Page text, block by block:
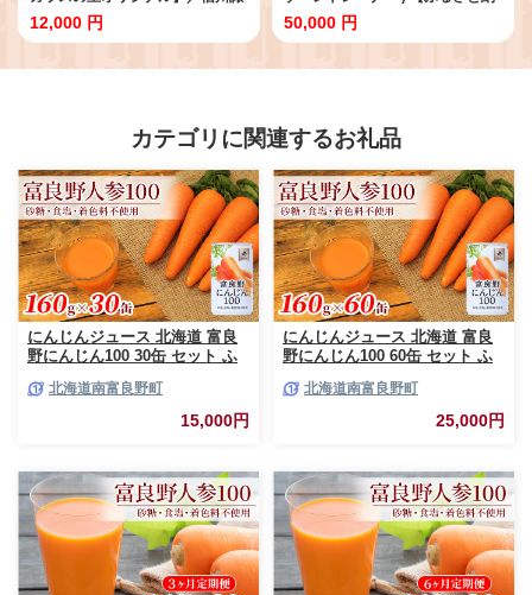
訪ガラスの里 諏訪の国ブランド認
定商品 かりん カリン 信州 長野県
12,000 円
税限定デザイン】 男性用 ／ 株式
会社共進 ゴルフ グッズ ゴルフ用
用品返礼品 ゴルフプレー 高品質
50,000 円
カテゴリに関連するお礼品
にんじんジュース 北海道 富良
野にんじん100 30缶 セット ふ
んじん ジュース 野菜ジュース
人参ジュース キャロットジュー
ス 野菜 飲料 缶 ケース買い 箱
保存 常温 常温保存
北海道南富良野町
15,000円
にんじんジュース 北海道 富良
野にんじん100 60缶 セット ふ
んじん ジュース 野菜ジュース
キャロットジュース 富良野人参
ジュース 野菜 飲料 缶 ケース買
常温 常温保存
北海道南富良野町
25,000円